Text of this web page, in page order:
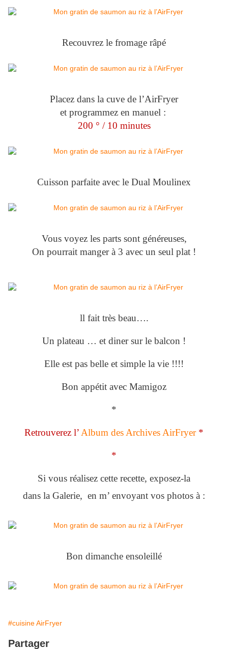
Recouvrez le fromage râpé
Placez dans la cuve de l’AirFryer
et programmez en manuel :
200 ° / 10 minutes
Cuisson parfaite avec le Dual Moulinex
Vous voyez les parts sont généreuses,
On pourrait manger à 3 avec un seul plat !
ll fait très beau….
Un plateau … et diner sur le balcon !
Elle est pas belle et simple la vie !!!!
Bon appétit avec Mamigoz
*
Retrouverez l’ Album des Archives AirFryer *
*
Si vous réalisez cette recette, exposez-la
dans la Galerie, en m’ envoyant vos photos à :
Bon dimanche ensoleillé
#cuisine AirFryer
Partager